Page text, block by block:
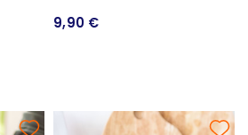
9,90 €